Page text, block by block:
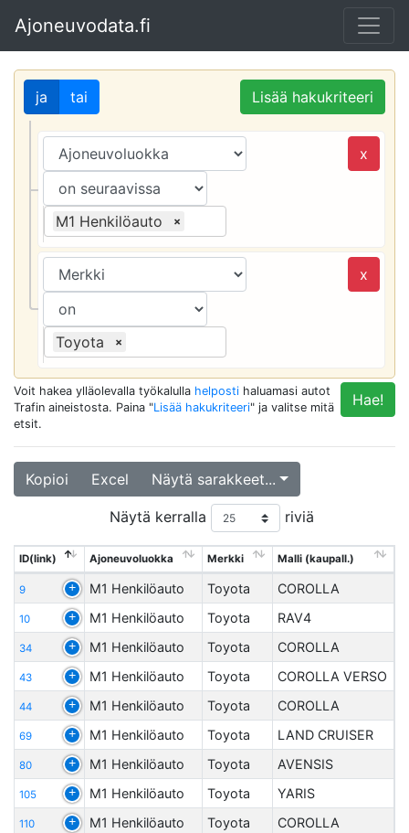
Ajoneuvodata.fi
Lisää hakukriteeri
ja tai
x
M1 Henkilöauto ×
x
Toyota ×
Hae!
Voit hakea ylläolevalla työkalulla helposti haluamasi autot
Trafin aineistosta. Paina "Lisää hakukriteeri" ja valitse mitä
etsit.
Kopioi Excel Näytä sarakkeet...
Näytä kerralla riviä
ID(link) Ajoneuvoluokka Merkki Malli (kaupall.)
9 M1 Henkilöauto Toyota COROLLA
10 M1 Henkilöauto Toyota RAV4
34 M1 Henkilöauto Toyota COROLLA
43 M1 Henkilöauto Toyota COROLLA VERSO
44 M1 Henkilöauto Toyota COROLLA
69 M1 Henkilöauto Toyota LAND CRUISER
80 M1 Henkilöauto Toyota AVENSIS
105 M1 Henkilöauto Toyota YARIS
110 M1 Henkilöauto Toyota COROLLA